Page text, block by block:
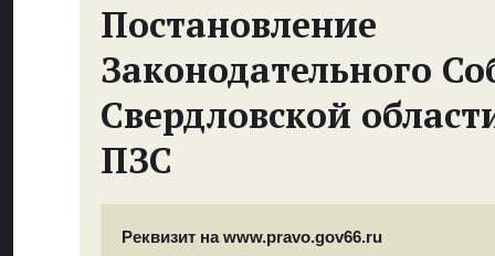
Постановление
Законодательного
Свердловской
ПЗС
Реквизит на www.pravo.gov66.ru